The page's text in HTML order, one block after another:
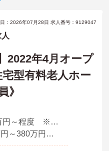
：2026年07月28日 求人番号：9129047
2022年4月オープ
型有料老人ホー
》
月収 25.5万円～程度 ※手当含む
年収 357万円～380万円程度 ※賞与（2.0か月分計算）含む